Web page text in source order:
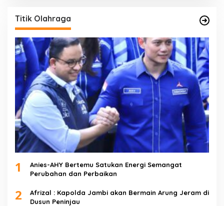
Titik Olahraga
1
Anies-AHY Bertemu Satukan Energi Semangat
Perubahan dan Perbaikan
2
Afrizal : Kapolda Jambi akan Bermain Arung Jeram di
Dusun Peninjau